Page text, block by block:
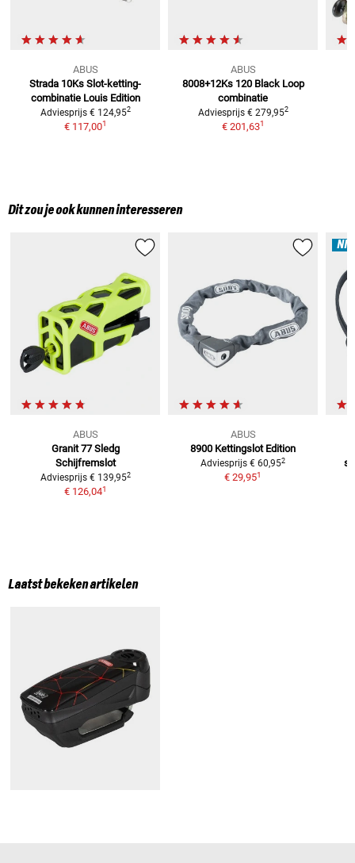
ABUS
Strada 10Ks Slot-ketting-
combinatie Louis Edition
Adviesprijs € 124,952
€ 117,001
ABUS
8008+12Ks 120 Black Loop
combinatie
Adviesprijs € 279,952
€ 201,631
Dit zou je ook kunnen interesseren
ABUS
Granit 77 Sledg
Schijfremslot
Adviesprijs € 139,952
€ 126,041
ABUS
8900 Kettingslot Edition
Adviesprijs € 60,952
€ 29,951
Laatst bekeken artikelen